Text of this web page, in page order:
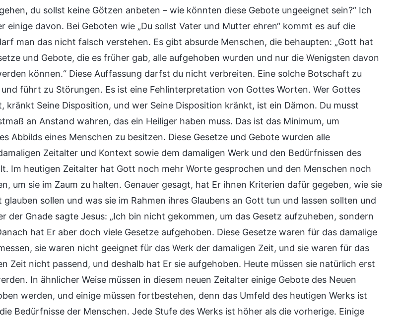
du sollst keine Götzen anbeten – wie könnten diese Gebote ungeeignet sein?“ Ich
einige davon. Bei Geboten wie „Du sollst Vater und Mutter ehren“ kommt es auf die
man das nicht falsch verstehen. Es gibt absurde Menschen, die behaupten: „Gott hat
und Gebote, die es früher gab, alle aufgehoben wurden und nur die Wenigsten davon
können.“ Diese Auffassung darfst du nicht verbreiten. Eine solche Botschaft zu
führt zu Störungen. Es ist eine Fehlinterpretation von Gottes Worten. Wer Gottes
kränkt Seine Disposition, und wer Seine Disposition kränkt, ist ein Dämon. Du musst
an Anstand wahren, das ein Heiliger haben muss. Das ist das Minimum, um
Abbilds eines Menschen zu besitzen. Diese Gesetze und Gebote wurden alle
Zeitalter und Kontext sowie dem damaligen Werk und den Bedürfnissen des
Im heutigen Zeitalter hat Gott noch mehr Worte gesprochen und den Menschen noch
um sie im Zaum zu halten. Genauer gesagt, hat Er ihnen Kriterien dafür gegeben, wie sie
glauben sollen und was sie im Rahmen ihres Glaubens an Gott tun und lassen sollten und
der Gnade sagte Jesus: „Ich bin nicht gekommen, um das Gesetz aufzuheben, sondern
hat Er aber doch viele Gesetze aufgehoben. Diese Gesetze waren für das damalige
sie waren nicht geeignet für das Werk der damaligen Zeit, und sie waren für das
Zeit nicht passend, und deshalb hat Er sie aufgehoben. Heute müssen sie natürlich erst
In ähnlicher Weise müssen in diesem neuen Zeitalter einige Gebote des Neuen
werden, und einige müssen fortbestehen, denn das Umfeld des heutigen Werks ist
Bedürfnisse der Menschen. Jede Stufe des Werks ist höher als die vorherige. Einige